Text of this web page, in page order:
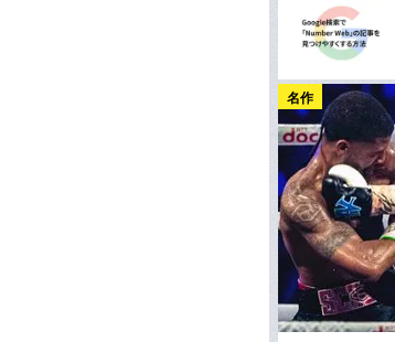
名作